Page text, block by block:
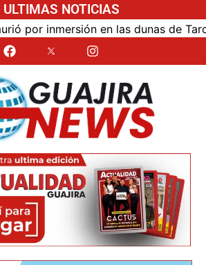
ULTIMAS NOTICIAS
inmersión en las dunas de Taroa;